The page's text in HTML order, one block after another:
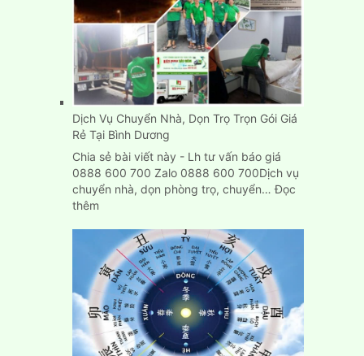
Dịch Vụ Chuyển Nhà, Dọn Trọ Trọn Gói Giá
Rẻ Tại Bình Dương
Chia sẻ bài viết này - Lh tư vấn báo giá
0888 600 700 Zalo 0888 600 700Dịch vụ
chuyển nhà, dọn phòng trọ, chuyển…Đọc
thêm:
Chuyển
Nhà,
Dọn
Trọ
Trọn
Gói
Giá